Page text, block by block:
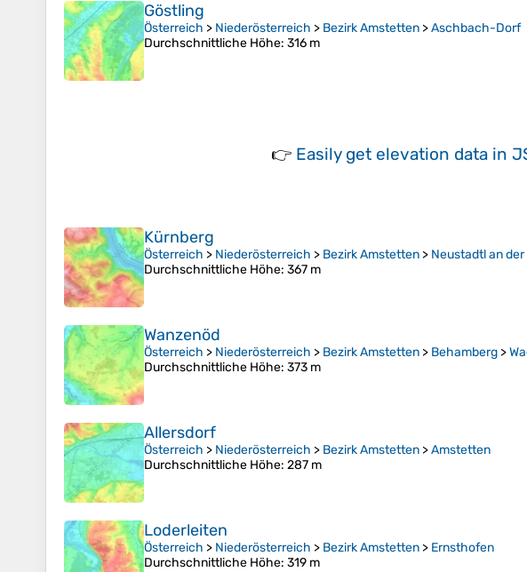
Göstling
Österreich > Niederösterreich > Bezirk Amstetten >Aschbach-Dorf
Durchschnittliche Höhe: 316 m
👉 Easily get elevation data in
Kürnberg
Österreich > Niederösterreich > Bezirk Amstetten > Neustadtl an
Durchschnittliche Höhe: 367 m
Wanzenöd
Österreich > Niederösterreich > Bezirk Amstetten > Behamberg >
Durchschnittliche Höhe: 373 m
Allersdorf
Österreich > Niederösterreich > Bezirk Amstetten >Amstetten
Durchschnittliche Höhe: 287 m
Loderleiten
Österreich > Niederösterreich > Bezirk Amstetten > Ernsthofen
Durchschnittliche Höhe: 319 m